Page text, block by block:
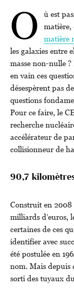
O ù est
matière,
matière
les galaxies entre
masse non-nulle
en vain ces
désespèrent pas
questions
Pour ce faire, le
recherche
accélérateur de
collisionneur de
90,7
Construit en 2008
milliards d’euros,
certaines de ces
identifier avec
été postulée en
nom. Mais depuis
sorti des tuyaux